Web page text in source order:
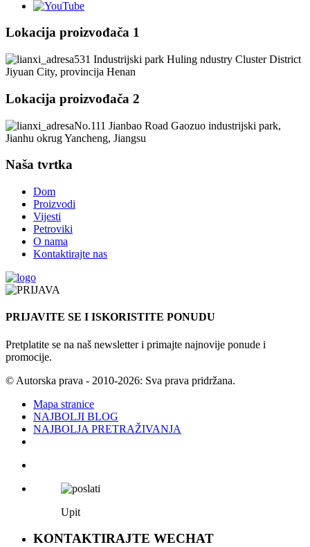
Lokacija proizvođača 1
531 Industrijski park Huling ndustry Cluster District
Jiyuan City, provincija Henan
Lokacija proizvođača 2
No.111 Jianbao Road Gaozuo industrijski park,
Jianhu okrug Yancheng, Jiangsu
Naša tvrtka
Dom
Proizvodi
Vijesti
Petroviki
O nama
Kontaktirajte nas
PRIJAVITE SE I ISKORISTITE PONUDU
Pretplatite se na naš newsletter i primajte najnovije ponude i
promocije.
© Autorska prava - 2010-2026: Sva prava pridržana.
Mapa stranice
NAJBOLJI BLOG
NAJBOLJA PRETRAŽIVANJA
Upit
KONTAKTIRAJTE WECHAT